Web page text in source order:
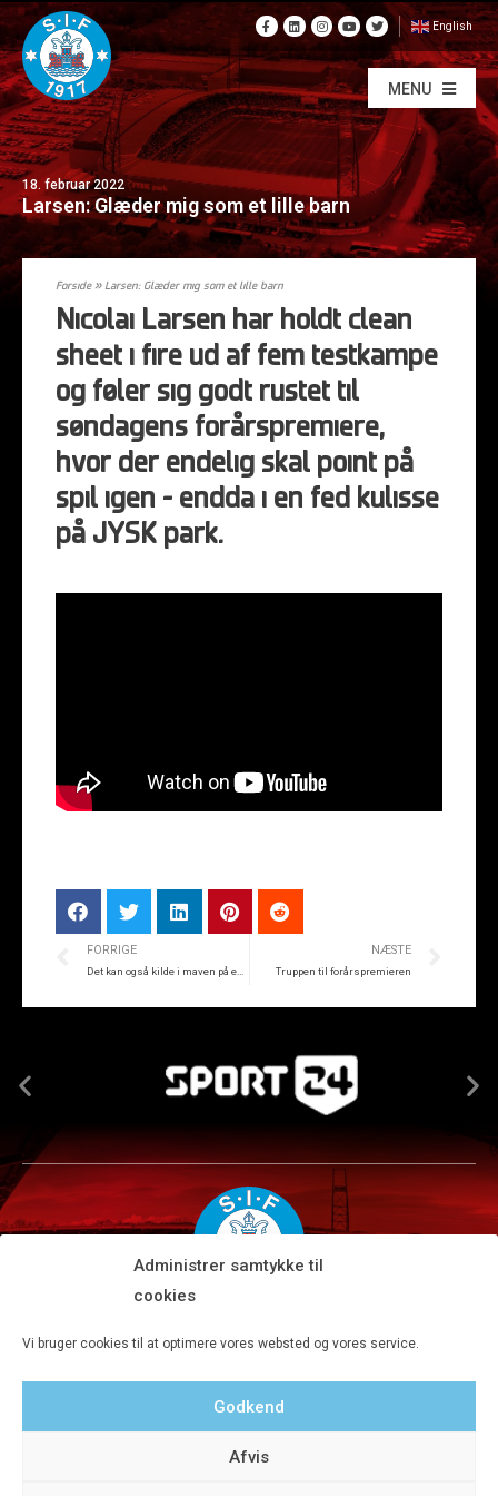
Administrer samtykke til
cookies
Vi bruger cookies til at optimere vores websted og vores service.
Godkend
Afvis
English
MENU
18. februar 2022
Larsen: Glæder mig som et lille barn
Forside» Larsen: Glæder mig som et lille barn
Nicolai Larsen har holdt clean
sheet i fire ud af fem testkampe
og føler sig godt rustet til
søndagens forårspremiere,
hvor der endelig skal point på
spil igen – endda i en fed kulisse
på JYSK park.
FORRIGE NÆSTE
Truppen til forårspremieren
Tlf 8680 4477 · Fax 8680 4647 · Kontortid man-fre kl. 9-15